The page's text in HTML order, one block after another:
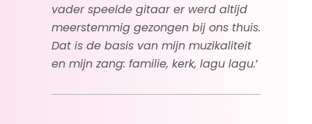
vader speelde gitaar er werd altijd
meerstemmig gezongen bij ons thuis.
Dat is de basis van mijn muzikaliteit
en mijn zang: familie, kerk, lagu lagu.’